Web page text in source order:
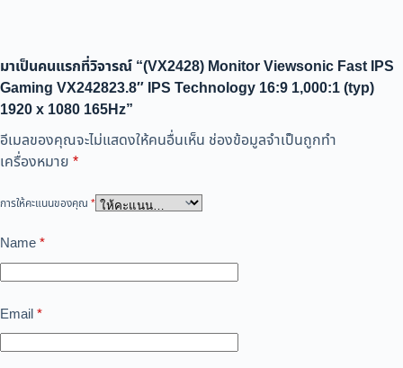
มาเป็นคนแรกที่วิจารณ์ “(VX2428) Monitor Viewsonic Fast IPS
Gaming VX242823.8″ IPS Technology 16:9 1,000:1 (typ)
1920 x 1080 165Hz”
อีเมลของคุณจะไม่แสดงให้คนอื่นเห็น ช่องข้อมูลจำเป็นถูกทำ
เครื่องหมาย *
การให้คะแนนของคุณ *
Name*
Email*